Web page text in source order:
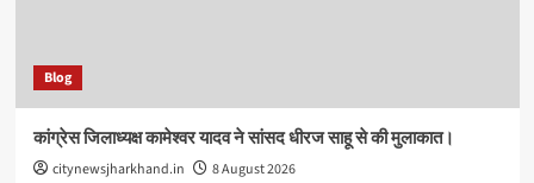
Blog
कांग्रेस जिलाध्यक्ष कामेश्वर यादव ने सांसद धीरज साहू से की मुलाकात।
citynewsjharkhand.in 8 August 2026